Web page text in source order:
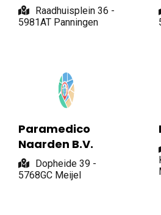
Raadhuisplein 36 -
5981AT Panningen
Paramedico
Naarden B.V.
Dopheide 39 -
5768GC Meijel